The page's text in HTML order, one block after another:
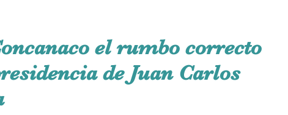
el rumbo correcto
de Juan Carlos